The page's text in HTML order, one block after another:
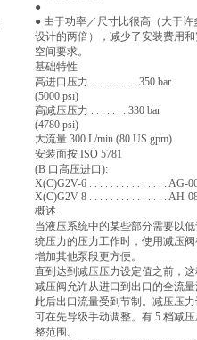
●
● 由于功率／尺寸比很高（大于许
设计的两倍），减少了安装费用
空间要求。
基础特性
高进口压力 . . . . . . . . . 350 bar
(5000 psi)
高减压压力 . . . . . . . 330 bar
(4780 psi)
大流量 300 L/min (80 US gpm)
安装面按 ISO 5781
(B 口高压进口):
X(C)G2V-6 . . . . . . . . . . . . . . . AG-
X(C)G2V-8 . . . . . . . . . . . . . . . AH-
概述
当液压系统中的某些部分需要以
统压力的压力工作时，使用减压
增加其他泵段更方便。
直到达到减压压力设定值之前，
减压阀允许从进口到出口的全流
此后出口流量受到节制。减压压
可在先导级手动调整。有 5 档减
整范围。